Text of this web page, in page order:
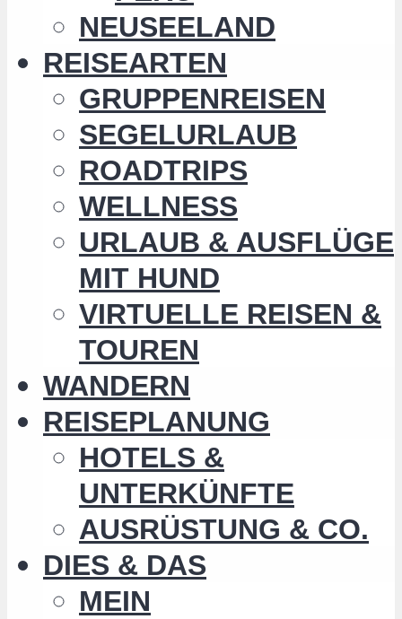
NEUSEELAND
REISEARTEN
GRUPPENREISEN
SEGELURLAUB
ROADTRIPS
WELLNESS
URLAUB & AUSFLÜGE
MIT HUND
VIRTUELLE REISEN &
TOUREN
WANDERN
REISEPLANUNG
HOTELS &
UNTERKÜNFTE
AUSRÜSTUNG & CO.
DIES & DAS
MEIN